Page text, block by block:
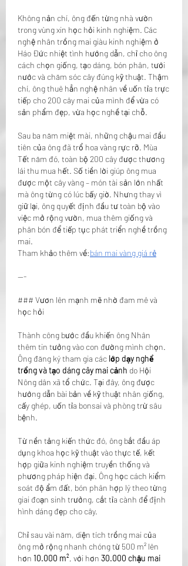
Không nản chí, ông đến từng nhà vườn
trong vùng xin học hỏi kinh nghiệm. Các
nghệ nhân trồng mai giàu kinh nghiệm ở
Háo Đức nhiệt tình hướng dẫn, chỉ cho ông
cách chọn giống, tạo dáng, bón phân, tưới
nước và chăm sóc cây đúng kỹ thuật. Thậm
chí, ông thuê hẳn nghệ nhân về uốn tỉa trực
tiếp cho 200 cây mai của mình để vừa có
sản phẩm đẹp, vừa học nghề tại chỗ.
Sau ba năm miệt mài, những chậu mai đầu
tiên của ông đã trổ hoa vàng rực rỡ. Mùa
Tết năm đó, toàn bộ 200 cây được thương
lái thu mua hết. Số tiền lời giúp ông mua
được một cây vàng – món tài sản lớn nhất
mà ông từng có lúc bấy giờ. Nhưng thay vì
giữ lại, ông quyết định đầu tư toàn bộ vào
việc mở rộng vườn, mua thêm giống và
phân bón để tiếp tục phát triển nghề trồng
mai.
Tham khảo thêm về:bán mai vàng giá rẻ
---
### Vươn lên mạnh mẽ nhờ đam mê và
học hỏi
Thành công bước đầu khiến ông Nhân
thêm tin tưởng vào con đường mình chọn.
Ông đăng ký tham gia các lớp dạy nghề
trồng và tạo dáng cây mai cảnh do Hội
Nông dân xã tổ chức. Tại đây, ông được
hướng dẫn bài bản về kỹ thuật nhân giống,
cấy ghép, uốn tỉa bonsai và phòng trừ sâu
bệnh.
Từ nền tảng kiến thức đó, ông bắt đầu áp
dụng khoa học kỹ thuật vào thực tế, kết
hợp giữa kinh nghiệm truyền thống và
phương pháp hiện đại. Ông học cách kiểm
soát độ ẩm đất, bón phân hợp lý theo từng
giai đoạn sinh trưởng, cắt tỉa cành để định
hình dáng đẹp cho cây.
Chỉ sau vài năm, diện tích trồng mai của
ông mở rộng nhanh chóng từ 500 m² lên
hơn 10.000 m², với hơn 30.000 chậu mai